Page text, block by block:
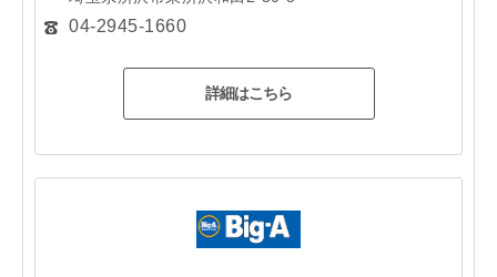
04-2945-1660
詳細はこちら